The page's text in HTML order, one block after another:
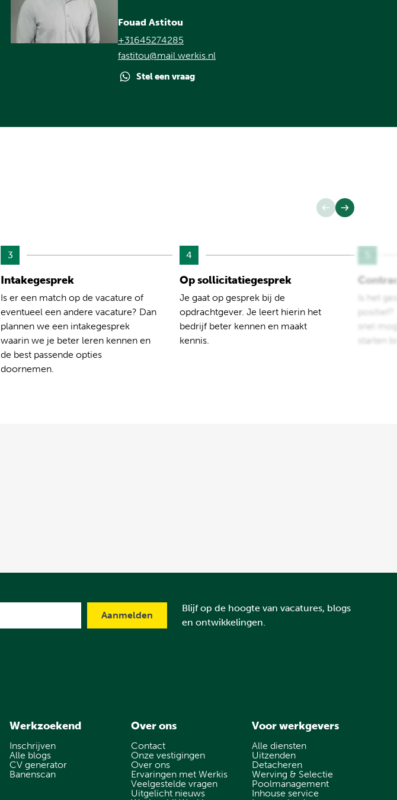
Fouad Astitou
+31645274285
fastitou@mail.werkis.nl
Stel een vraag
3
Intakegesprek
Is er een match op de vacature of
eventueel een andere vacature? Dan
plannen we een intakegesprek
waarin we je beter leren kennen en
de best passende opties
doornemen.
4
Op sollicitatiegesprek
Je gaat op gesprek bij de
opdrachtgever. Je leert hierin het
bedrijf beter kennen en maakt
kennis.
Is het
snel
starten
Blijf op de hoogte van vacatures, blogs
en ontwikkelingen.
Werkzoekend
Inschrijven
Alle blogs
CV generator
Banenscan
Over ons
Contact
Onze vestigingen
Over ons
Ervaringen met Werkis
Veelgestelde vragen
Uitgelicht nieuws
Voor werkgevers
Alle diensten
Uitzenden
Detacheren
Werving & Selectie
Poolmanagement
Inhouse service